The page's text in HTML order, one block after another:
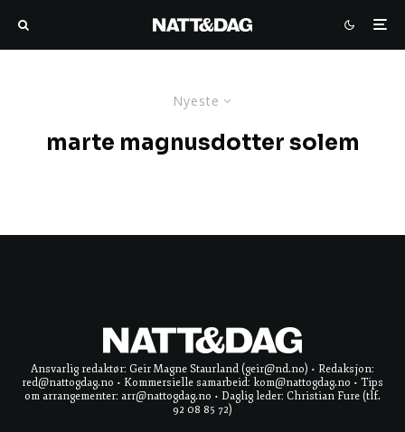
Nyeste
marte magnusdotter solem
Ansvarlig redaktør: Geir Magne Staurland (geir@nd.no) • Redaksjon:
red@nattogdag.no • Kommersielle samarbeid: kom@nattogdag.no • Tips
om arrangementer: arr@nattogdag.no • Daglig leder: Christian Fure (tlf.
92 08 85 72)